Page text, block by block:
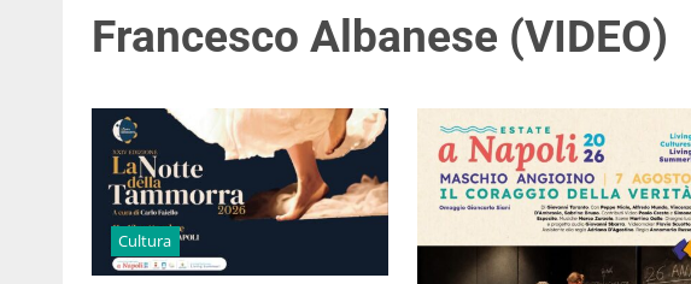
Francesco Albanese (VIDEO)
Cultura